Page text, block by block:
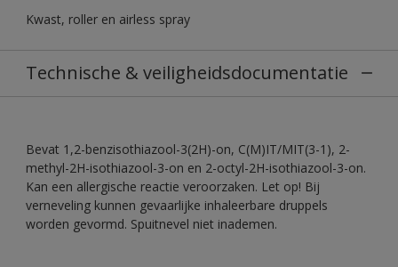
Kwast, roller en airless spray
Technische & veiligheidsdocumentatie
Bevat 1,2-benzisothiazool-3(2H)-on, C(M)IT/MIT(3-1), 2-
methyl-2H-isothiazool-3-on en 2-octyl-2H-isothiazool-3-on.
Kan een allergische reactie veroorzaken. Let op! Bij
verneveling kunnen gevaarlijke inhaleerbare druppels
worden gevormd. Spuitnevel niet inademen.